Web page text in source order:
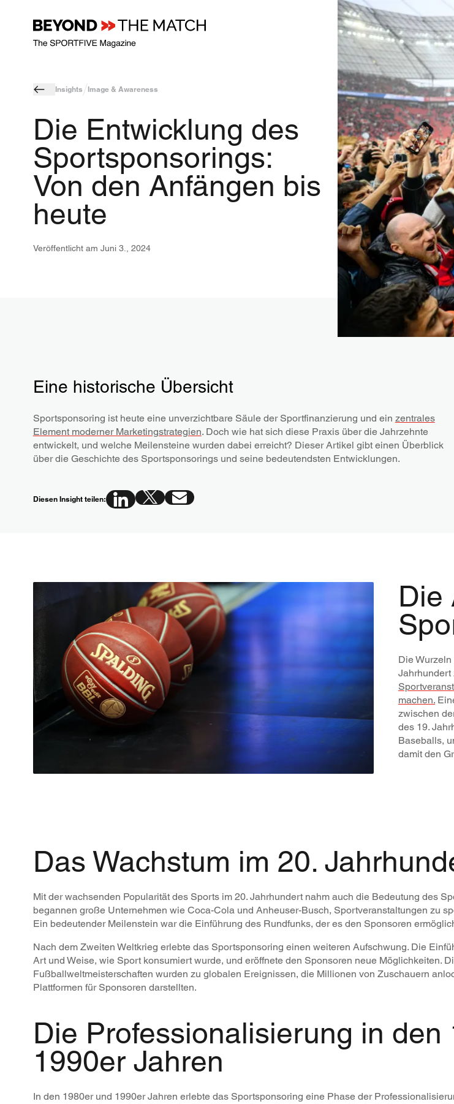
Insights Image & Awareness
Die Entwicklung des
Sportsponsorings:
Von den Anfängen bis
heute
Veröffentlicht am Juni 3., 2024
Eine historische Übersicht
Sportsponsoring ist heute eine unverzichtbare Säule der Sportfinanzierung und ein zentrales
Element moderner Marketingstrategien. Doch wie hat sich diese Praxis über die Jahrzehnte
entwickelt, und welche Meilensteine wurden dabei erreicht? Dieser Artikel gibt einen Überblick
über die Geschichte des Sportsponsorings und seine bedeutendsten Entwicklungen.
Diesen Insight teilen:
Die
Die
Jahrhundert
machen.
zwischen
des 19.
Baseballs,
damit den
Das Wachstum im 20.
Mit der wachsenden Popularität des Sports im 20. Jahrhundert nahm auch die Bedeutung des
begannen große Unternehmen wie Coca-Cola und Anheuser-Busch, Sportveranstaltungen zu
Ein bedeutender Meilenstein war die Einführung des Rundfunks, der es den Sponsoren
Nach dem Zweiten Weltkrieg erlebte das Sportsponsoring einen weiteren Aufschwung. Die
Art und Weise, wie Sport konsumiert wurde, und eröffnete den Sponsoren neue Möglichkeiten.
Fußballweltmeisterschaften wurden zu globalen Ereignissen, die Millionen von Zuschauern
Plattformen für Sponsoren darstellten.
Die Professionalisierung in den
1990er Jahren
In den 1980er und 1990er Jahren erlebte das Sportsponsoring eine Phase der